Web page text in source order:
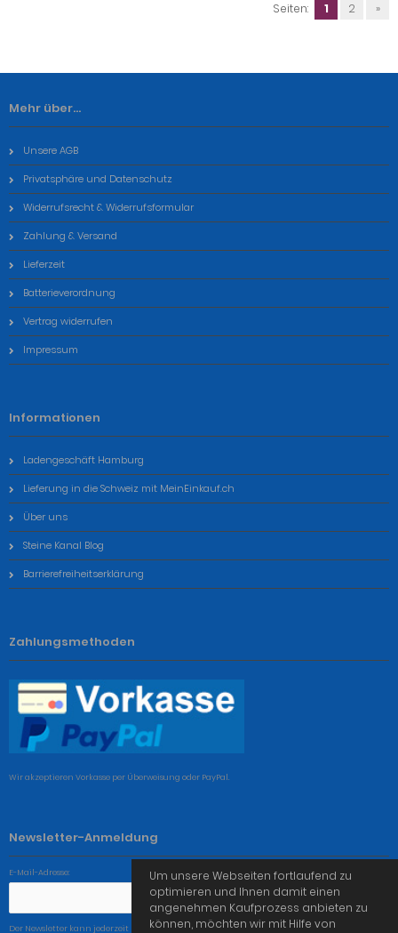
Seiten: 1 2 »
Mehr über...
Unsere AGB
Privatsphäre und Datenschutz
Widerrufsrecht & Widerrufsformular
Zahlung & Versand
Lieferzeit
Batterieverordnung
Vertrag widerrufen
Impressum
Informationen
Ladengeschäft Hamburg
Lieferung in die Schweiz mit MeinEinkauf.ch
Über uns
Steine Kanal Blog
Barrierefreiheitserklärung
Zahlungsmethoden
Wir akzeptieren Vorkasse per Überweisung oder PayPal.
Newsletter-Anmeldung
E-Mail-Adresse:
Der Newsletter kann jederzeit hier oder in Ihrem Kundenkonto abbestellt werden.
Um unsere Webseiten fortlaufend zu
optimieren und Ihnen damit einen
angenehmen Kaufprozess anbieten zu
können, möchten wir mit Hilfe von